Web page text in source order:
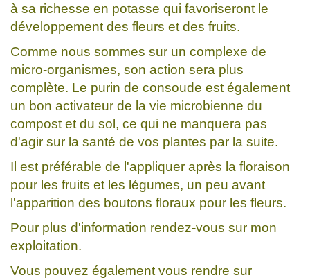
à sa richesse en potasse qui favoriseront le
développement des fleurs et des fruits.
Comme nous sommes sur un complexe de
micro-organismes, son action sera plus
complète. Le purin de consoude est également
un bon activateur de la vie microbienne du
compost et du sol, ce qui ne manquera pas
d'agir sur la santé de vos plantes par la suite.
Il est préférable de l'appliquer après la floraison
pour les fruits et les légumes, un peu avant
l'apparition des boutons floraux pour les fleurs.
Pour plus d'information rendez-vous sur mon
exploitation.
Vous pouvez également vous rendre sur